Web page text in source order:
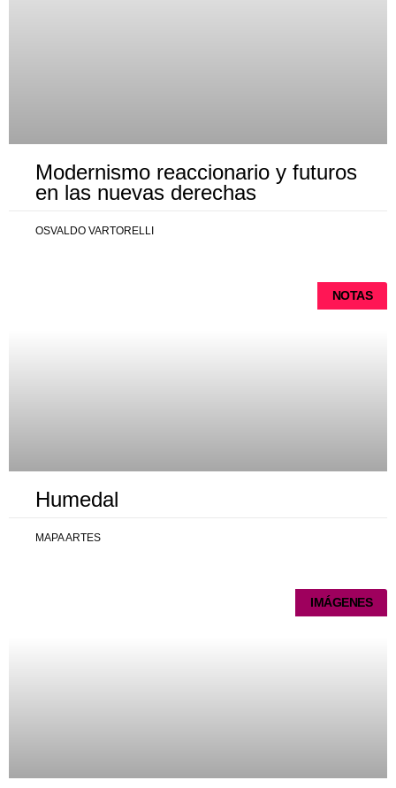
Modernismo reaccionario y futuros
en las nuevas derechas
OSVALDO VARTORELLI
NOTAS
Humedal
MAPA ARTES
IMÁGENES